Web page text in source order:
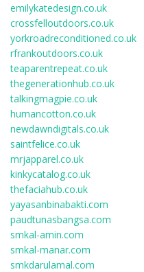
emilykatedesign.co.uk
crossfelloutdoors.co.uk
yorkroadreconditioned.co.uk
rfrankoutdoors.co.uk
teaparentrepeat.co.uk
thegenerationhub.co.uk
talkingmagpie.co.uk
humancotton.co.uk
newdawndigitals.co.uk
saintfelice.co.uk
mrjapparel.co.uk
kinkycatalog.co.uk
thefaciahub.co.uk
yayasanbinabakti.com
paudtunasbangsa.com
smkal-amin.com
smkal-manar.com
smkdarulamal.com